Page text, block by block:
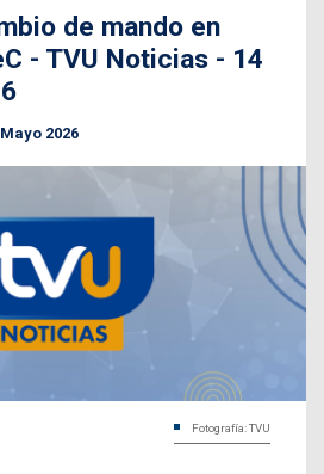
de mando en
- TVU Noticias - 14
2026
Fotografía: TVU